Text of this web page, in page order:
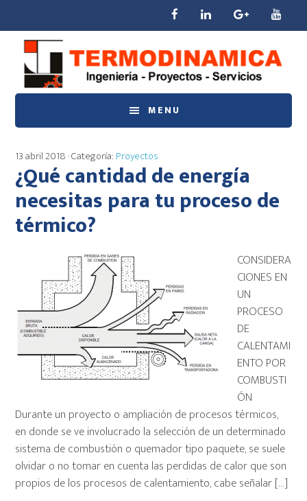
contenido
principal
barra
lateral
principal
página
MENU
13 abril 2018· Categoría: Proyectos
¿Qué cantidad de energía
necesitas para tu proceso de
térmico?
CONSIDERA
CIONES EN
UN
PROCESO
DE
CALENTAMI
ENTO POR
COMBUSTI
ÓN
Durante un proyecto o ampliación de procesos térmicos,
en donde se ve involucrado la selección de un determinado
sistema de combustión o quemador tipo paquete, se suele
olvidar o no tomar en cuenta las perdidas de calor que son
propios de los procesos de calentamiento, cabe señalar […]